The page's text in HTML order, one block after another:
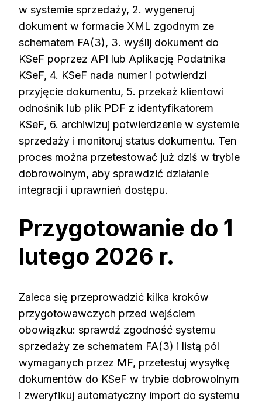
w systemie sprzedaży, 2. wygeneruj
dokument w formacie XML zgodnym ze
schematem FA(3), 3. wyślij dokument do
KSeF poprzez API lub Aplikację Podatnika
KSeF, 4. KSeF nada numer i potwierdzi
przyjęcie dokumentu, 5. przekaż klientowi
odnośnik lub plik PDF z identyfikatorem
KSeF, 6. archiwizuj potwierdzenie w systemie
sprzedaży i monitoruj status dokumentu. Ten
proces można przetestować już dziś w trybie
dobrowolnym, aby sprawdzić działanie
integracji i uprawnień dostępu.
Przygotowanie do 1
lutego 2026 r.
Zaleca się przeprowadzić kilka kroków
przygotowawczych przed wejściem
obowiązku: sprawdź zgodność systemu
sprzedaży ze schematem FA(3) i listą pól
wymaganych przez MF, przetestuj wysyłkę
dokumentów do KSeF w trybie dobrowolnym
i zweryfikuj automatyczny import do systemu